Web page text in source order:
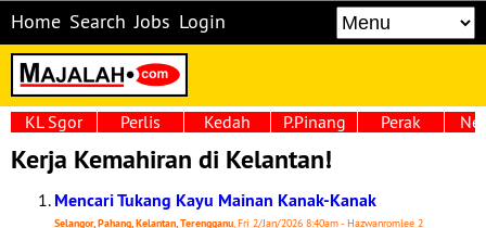
Home Search Jobs Login
KL Sgor Perlis Kedah P.Pinang Perak
Kerja Kemahiran di Kelantan!
Mencari Tukang Kayu Mainan Kanak-Kanak
Selangor, Pahang, Kelantan, Terengganu, Fri 2/Jan/2026 8:40am - Hazwanromlee 2